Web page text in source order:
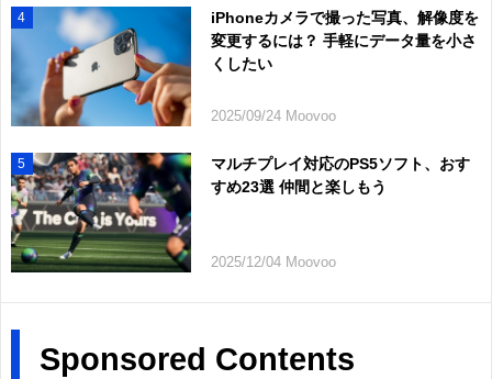
4
iPhoneカメラで撮った写真、解像度を
変更するには？ 手軽にデータ量を小さ
くしたい
2025/09/24 Moovoo
5
マルチプレイ対応のPS5ソフト、おす
すめ23選 仲間と楽しもう
2025/12/04 Moovoo
Sponsored Contents